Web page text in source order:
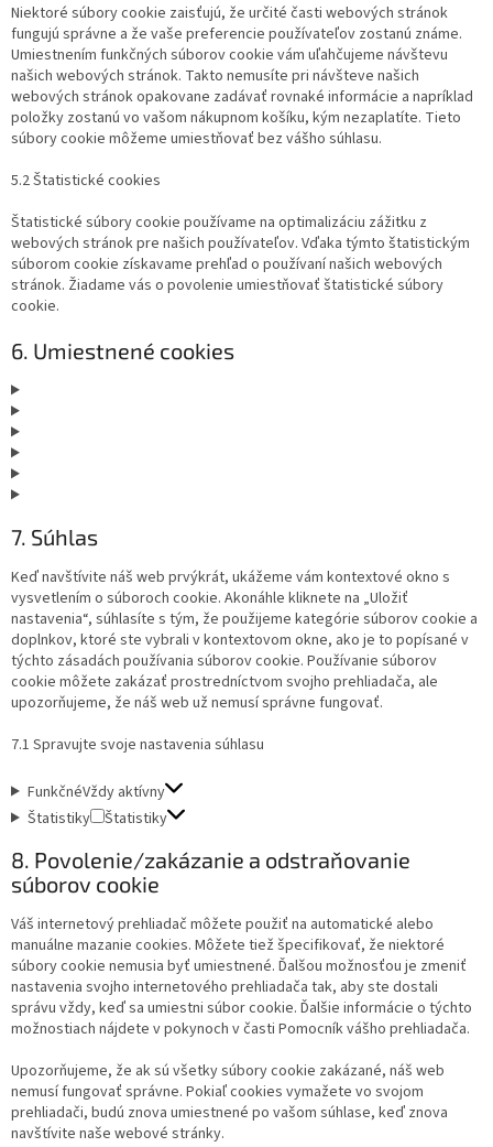
Niektoré súbory cookie zaisťujú, že určité časti webových stránok
fungujú správne a že vaše preferencie používateľov zostanú známe.
Umiestnením funkčných súborov cookie vám uľahčujeme návštevu
našich webových stránok. Takto nemusíte pri návšteve našich
webových stránok opakovane zadávať rovnaké informácie a napríklad
položky zostanú vo vašom nákupnom košíku, kým nezaplatíte. Tieto
súbory cookie môžeme umiestňovať bez vášho súhlasu.
5.2 Štatistické cookies
Štatistické súbory cookie používame na optimalizáciu zážitku z
webových stránok pre našich používateľov. Vďaka týmto štatistickým
súborom cookie získavame prehľad o používaní našich webových
stránok. Žiadame vás o povolenie umiestňovať štatistické súbory
cookie.
6. Umiestnené cookies
7. Súhlas
Keď navštívite náš web prvýkrát, ukážeme vám kontextové okno s
vysvetlením o súboroch cookie. Akonáhle kliknete na „Uložiť
nastavenia“, súhlasíte s tým, že použijeme kategórie súborov cookie a
doplnkov, ktoré ste vybrali v kontextovom okne, ako je to popísané v
týchto zásadách používania súborov cookie. Používanie súborov
cookie môžete zakázať prostredníctvom svojho prehliadača, ale
upozorňujeme, že náš web už nemusí správne fungovať.
7.1 Spravujte svoje nastavenia súhlasu
FunkčnéVždy aktívny
Štatistiky
Štatistiky
8. Povolenie/zakázanie a odstraňovanie
súborov cookie
Váš internetový prehliadač môžete použiť na automatické alebo
manuálne mazanie cookies. Môžete tiež špecifikovať, že niektoré
súbory cookie nemusia byť umiestnené. Ďalšou možnosťou je zmeniť
nastavenia svojho internetového prehliadača tak, aby ste dostali
správu vždy, keď sa umiestni súbor cookie. Ďalšie informácie o týchto
možnostiach nájdete v pokynoch v časti Pomocník vášho prehliadača.
Upozorňujeme, že ak sú všetky súbory cookie zakázané, náš web
nemusí fungovať správne. Pokiaľ cookies vymažete vo svojom
prehliadači, budú znova umiestnené po vašom súhlase, keď znova
navštívite naše webové stránky.